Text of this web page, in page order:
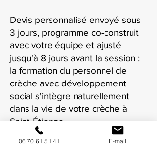
Devis personnalisé envoyé sous
3 jours, programme co-construit
avec votre équipe et ajusté
jusqu'à 8 jours avant la session :
la formation du personnel de
crèche avec développement
social s'intègre naturellement
dans la vie de votre crèche à
Saint-Étienne.
06 70 61 51 41 E-mail